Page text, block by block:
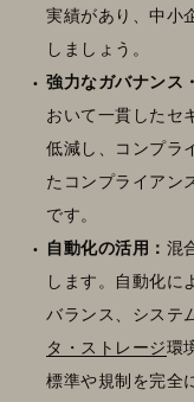
実績があり、中小
しましょう。
強力なガバナンス
おいて一貫したセ
低減し、コンプラ
たコンプライアン
です。
自動化の活用： 混
します。自動化に
バランス、システ
タ・ストレージ環
標準や規制を完全